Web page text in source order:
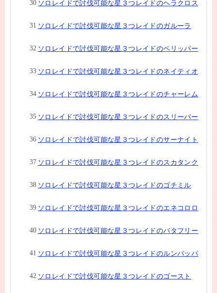
ソロレイドで討伐可能な星３つレイドのヘラクロス
ソロレイドで討伐可能な星３つレイドのガルーラ
ソロレイドで討伐可能な星３つレイドのペリッパー
ソロレイドで討伐可能な星３つレイドのネイティオ
ソロレイドで討伐可能な星３つレイドのチャーレム
ソロレイドで討伐可能な星３つレイドのスリーパー
ソロレイドで討伐可能な星３つレイドのサーナイト
ソロレイドで討伐可能な星３つレイドのスカタンク
ソロレイドで討伐可能な星３つレイドのゴチミル
ソロレイドで討伐可能な星３つレイドのエネコロロ
ソロレイドで討伐可能な星３つレイドのバタフリー
ソロレイドで討伐可能な星３つレイドのルンパッパ
ソロレイドで討伐可能な星３つレイドのゴースト